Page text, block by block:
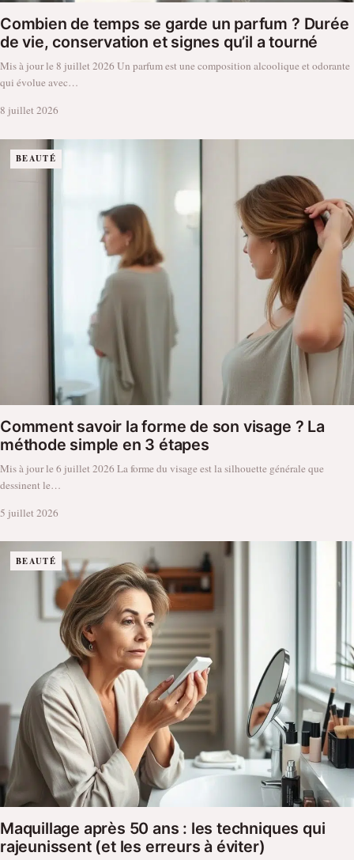
Combien de temps se garde un parfum ? Durée
de vie, conservation et signes qu’il a tourné
Mis à jour le 8 juillet 2026 Un parfum est une composition alcoolique et odorante
qui évolue avec…
8 juillet 2026
BEAUTÉ
Comment savoir la forme de son visage ? La
méthode simple en 3 étapes
Mis à jour le 6 juillet 2026 La forme du visage est la silhouette générale que
dessinent le…
5 juillet 2026
BEAUTÉ
Maquillage après 50 ans : les techniques qui
rajeunissent (et les erreurs à éviter)